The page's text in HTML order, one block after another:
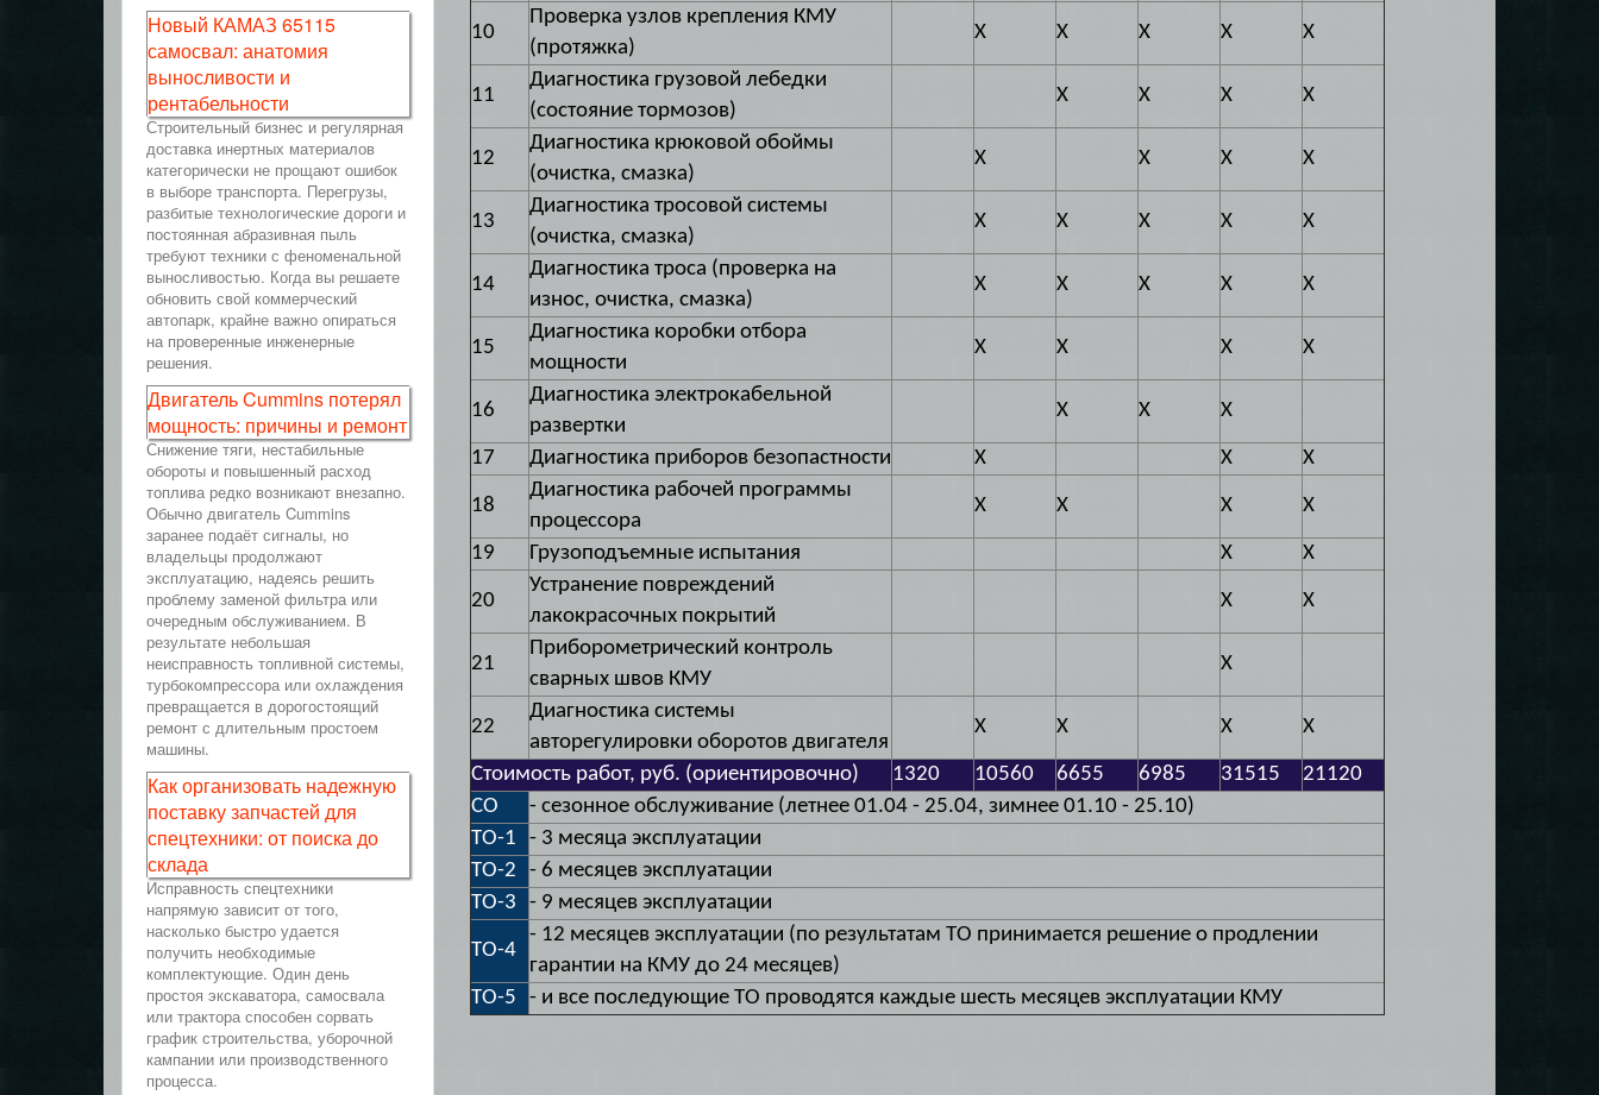
10
Проверка узлов крепления КМУ
(протяжка)
X X X X X
11
Диагностика грузовой лебедки
(состояние тормозов)
X X X X
12
Диагностика крюковой обоймы
(очистка, смазка)
X X X X
13
Диагностика тросовой системы
(очистка, смазка)
X X X X X
14
Диагностика троса (проверка на
износ, очистка, смазка)
X X X X X
15
Диагностика коробки отбора
мощности
X X X X
16
Диагностика электрокабельной
развертки
X X X
17 Диагностика приборов безопастности X X X
18
Диагностика рабочей программы
процессора
X X X X
19 Грузоподъемные испытания X X
20
Устранение повреждений
лакокрасочных покрытий
X X
21
Приборометрический контроль
сварных швов КМУ
X
22
Диагностика системы
авторегулировки оборотов двигателя
X X X X
Стоимость работ, руб. (ориентировочно) 1320 10560 6655 6985 31515
21120
СО
- сезонное обслуживание (летнее 01.04 - 25.04, зимнее 01.10 - 25.10)
ТО-1
- 3 месяца эксплуатации
ТО-2
- 6 месяцев эксплуатации
ТО-3
- 9 месяцев эксплуатации
ТО-4
- 12 месяцев эксплуатации (по результатам ТО принимается решение о продлении
гарантии на КМУ до 24 месяцев)
ТО-5
- и все последующие ТО проводятся каждые шесть месяцев эксплуатации КМУ
Новый КАМАЗ 65115
самосвал: анатомия
выносливости и
рентабельности
Строительный бизнес и регулярная
доставка инертных материалов
категорически не прощают ошибок
в выборе транспорта. Перегрузы,
разбитые технологические дороги и
постоянная абразивная пыль
требуют техники с феноменальной
выносливостью. Когда вы решаете
обновить свой коммерческий
автопарк, крайне важно опираться
на проверенные инженерные
решения.
Двигатель Cummins потерял
мощность: причины и ремонт
Снижение тяги, нестабильные
обороты и повышенный расход
топлива редко возникают внезапно.
Обычно двигатель Cummins
заранее подаёт сигналы, но
владельцы продолжают
эксплуатацию, надеясь решить
проблему заменой фильтра или
очередным обслуживанием. В
результате небольшая
неисправность топливной системы,
турбокомпрессора или охлаждения
превращается в дорогостоящий
ремонт с длительным простоем
машины.
Как организовать надежную
поставку запчастей для
спецтехники: от поиска до
склада
Исправность спецтехники
напрямую зависит от того,
насколько быстро удается
получить необходимые
комплектующие. Один день
простоя экскаватора, самосвала
или трактора способен сорвать
график строительства, уборочной
кампании или производственного
процесса.